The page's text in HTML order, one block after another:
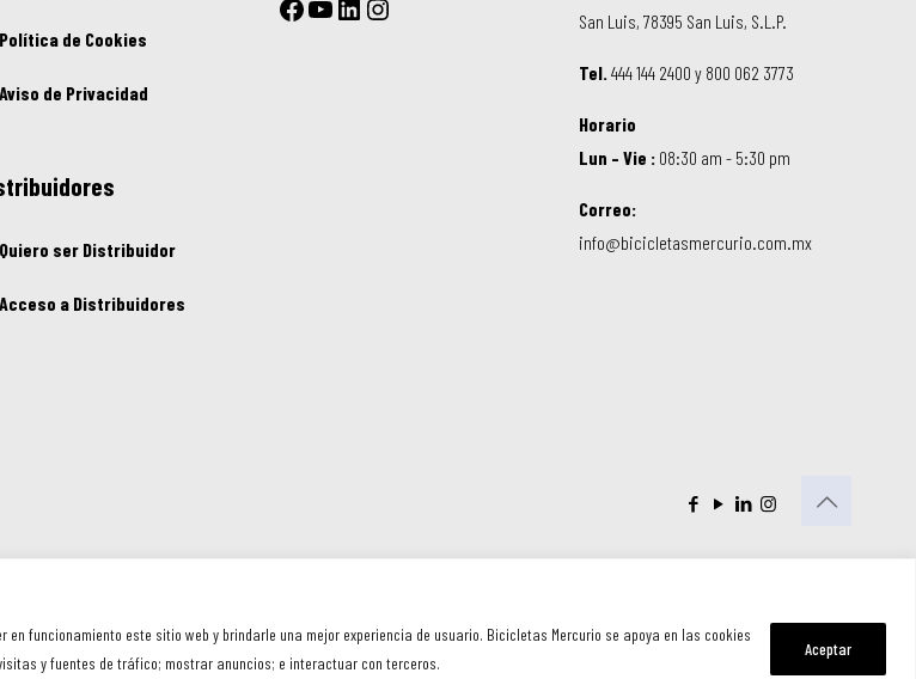
funcionamiento este sitio web y brindarle una mejor experiencia de usuario. Bicicletas Mercurio se apoya en las cookies
y fuentes de tráfico; mostrar anuncios; e interactuar con terceros.
Aceptar
Política de Cookies
Aviso de Privacidad
Quiero ser Distribuidor
Acceso a Distribuidores
San Luis, 78395 San Luis, S.L.P.
Tel. 444 144 2400 y 800 062 3773
Horario
Lun – Vie : 08:30 am - 5:30 pm
Correo:
info@bicicletasmercurio.com.mx